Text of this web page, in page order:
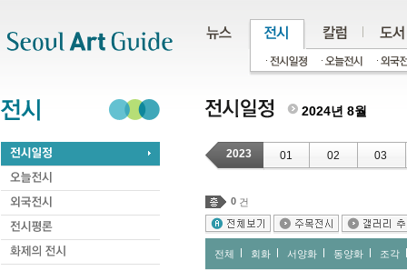
2024년 8월
2023 01 02 03
0 건
전체 회화 서양화 동양화 조각